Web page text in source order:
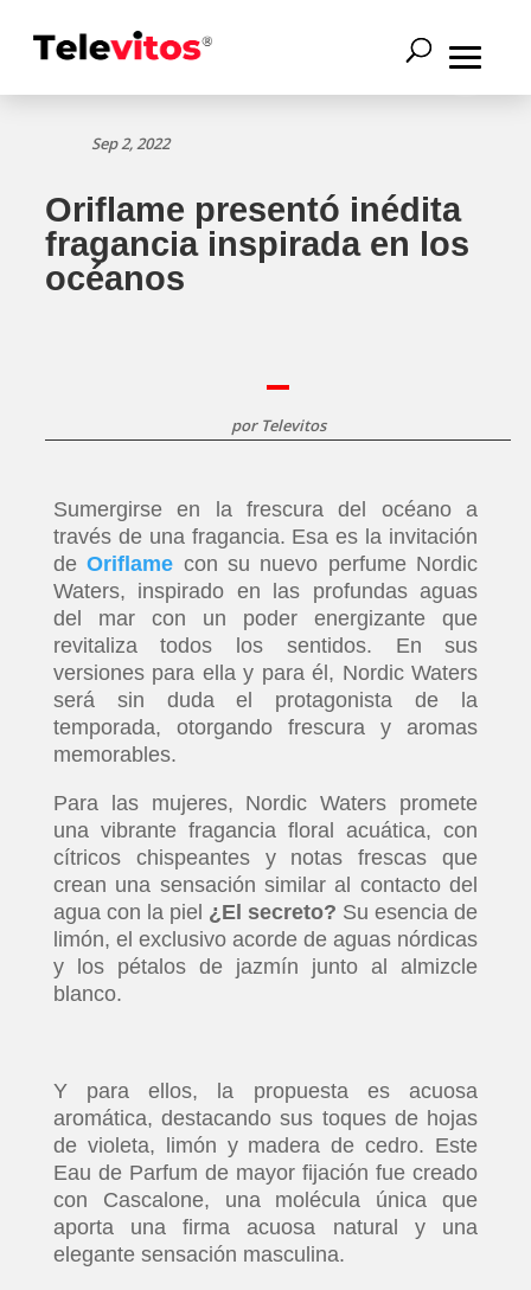
Sep 2, 2022
Oriflame presentó inédita
fragancia inspirada en los
océanos
por Televitos
Sumergirse en la frescura del océano a
través de una fragancia. Esa es la invitación
deOriflame con su nuevo perfume Nordic
Waters, inspirado en las profundas aguas
del mar con un poder energizante que
revitaliza todos los sentidos. En sus
versiones para ella y para él, Nordic Waters
será sin duda el protagonista de la
temporada, otorgando frescura y aromas
memorables.
Para las mujeres, Nordic Waters promete
una vibrante fragancia floral acuática, con
cítricos chispeantes y notas frescas que
crean una sensación similar al contacto del
agua con la piel ¿El secreto? Su esencia de
limón, el exclusivo acorde de aguas nórdicas
y los pétalos de jazmín junto al almizcle
blanco.
Y para ellos, la propuesta es acuosa
aromática, destacando sus toques de hojas
de violeta, limón y madera de cedro. Este
Eau de Parfum de mayor fijación fue creado
con Cascalone, una molécula única que
aporta una firma acuosa natural y una
elegante sensación masculina.